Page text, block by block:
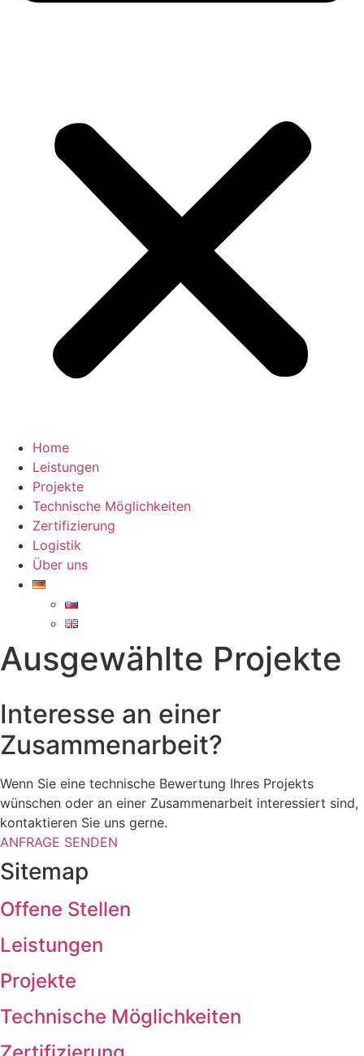
Home
Leistungen
Projekte
Technische Möglichkeiten
Zertifizierung
Logistik
Über uns
Ausgewählte Projekte
Interesse an einer
Zusammenarbeit?
Wenn Sie eine technische Bewertung Ihres Projekts
wünschen oder an einer Zusammenarbeit interessiert sind,
kontaktieren Sie uns gerne.
ANFRAGE SENDEN
Sitemap
Offene Stellen
Leistungen
Projekte
Technische Möglichkeiten